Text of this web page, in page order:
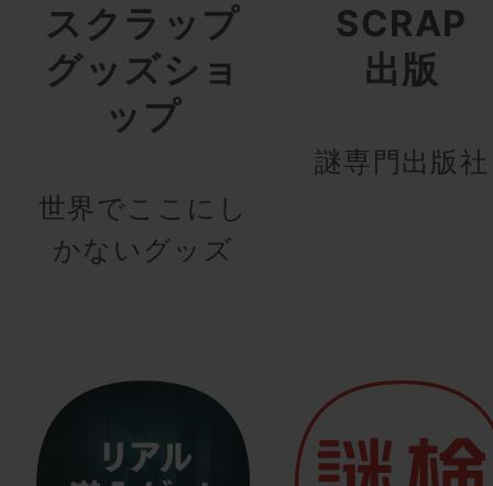
スクラップ
グッズショ
ップ
世界でここにし
かないグッズ
SCRAP
出版
謎専門出版社